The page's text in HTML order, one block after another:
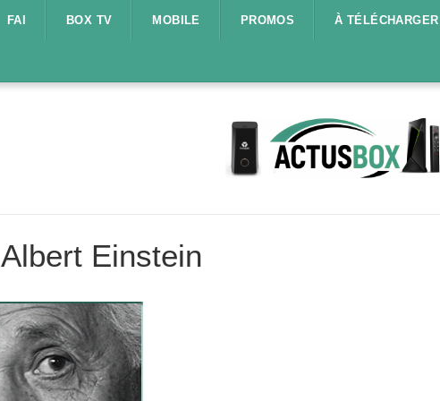
FAI BOX TV MOBILE PROMOS À TÉLÉCHARGER
Albert Einstein